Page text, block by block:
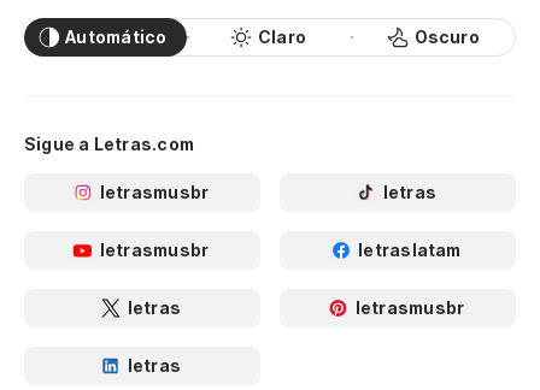
Automático Claro Oscuro
Sigue a Letras.com
letrasmusbr letras
letrasmusbr letraslatam
letras letrasmusbr
letras